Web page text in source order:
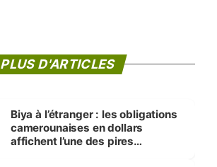
PLUS D'ARTICLES
Biya à l’étranger : les obligations
camerounaises en dollars
affichent l’une des pires